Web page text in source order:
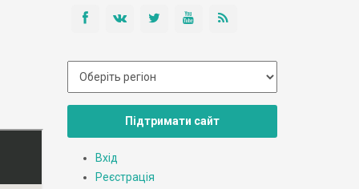
Підтримати сайт
Вхід
Реєстрація